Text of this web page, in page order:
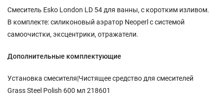
Смеситель Esko London LD 54 для ванны, с коротким изливом.
В комплекте: силиконовый аэратор Neoperl c системой
самоочистки, эксцентрики, отражатели.
Дополнительные комплектующие
Установка смесителя|Чистящее средство для смесителей
Grass Steel Polish 600 мл 218601